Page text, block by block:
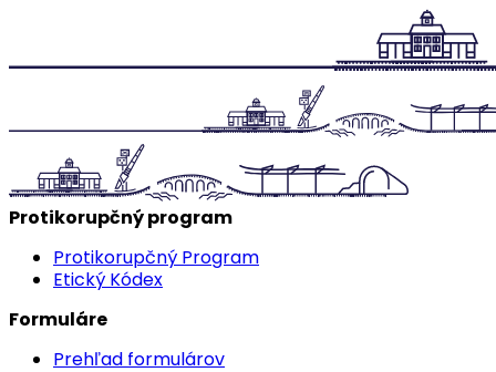
Protikorupčný program
Protikorupčný Program
Etický Kódex
Formuláre
Prehľad formulárov